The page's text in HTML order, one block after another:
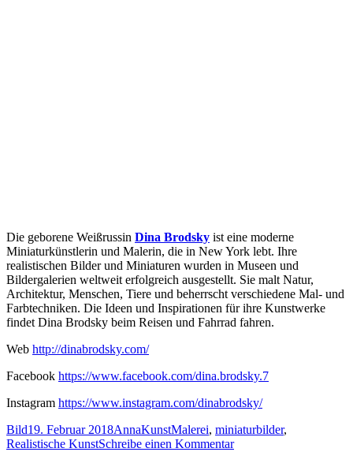
Die geborene Weißrussin Dina Brodsky ist eine moderne
Miniaturkünstlerin und Malerin, die in New York lebt. Ihre
realistischen Bilder und Miniaturen wurden in Museen und
Bildergalerien weltweit erfolgreich ausgestellt. Sie malt Natur,
Architektur, Menschen, Tiere und beherrscht verschiedene Mal- und
Farbtechniken. Die Ideen und Inspirationen für ihre Kunstwerke
findet Dina Brodsky beim Reisen und Fahrrad fahren.
Web http://dinabrodsky.com/
Facebook https://www.facebook.com/dina.brodsky.7
Instagram https://www.instagram.com/dinabrodsky/
Format
BildVeröffentlicht
am
19. Februar 2018Autor
AnnaKategorien
KunstSchlagwörter
Malerei, miniaturbilder,
Realistische KunstSchreibe einen Kommentarzu